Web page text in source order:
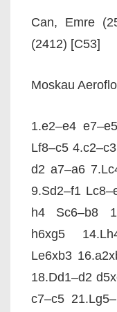
Can, Emre
(2412) [C53]
Moskau
1.e2–e4
Lf8–c5
d2 a7–a6
9.Sd2–f1
h4 Sc6–b8
h6xg5
Le6xb3
18.Dd1–d2
c7–c5